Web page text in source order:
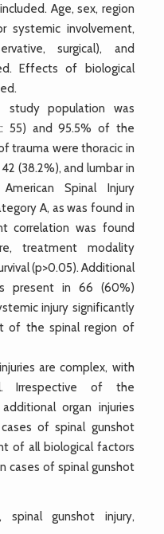
Age, sex, region
systemic involvement,
surgical), and
Effects of biological
study population was
55) and 95.5% of the
trauma were thoracic in
(38.2%), and lumbar in
Spinal Injury
A, as was found in
correlation was found
treatment modality
(p>0.05). Additional
present in 66 (60%)
injury significantly
of the spinal region of
are complex, with
Irrespective of the
organ injuries
of spinal gunshot
of all biological factors
cases of spinal gunshot
spinal gunshot injury,